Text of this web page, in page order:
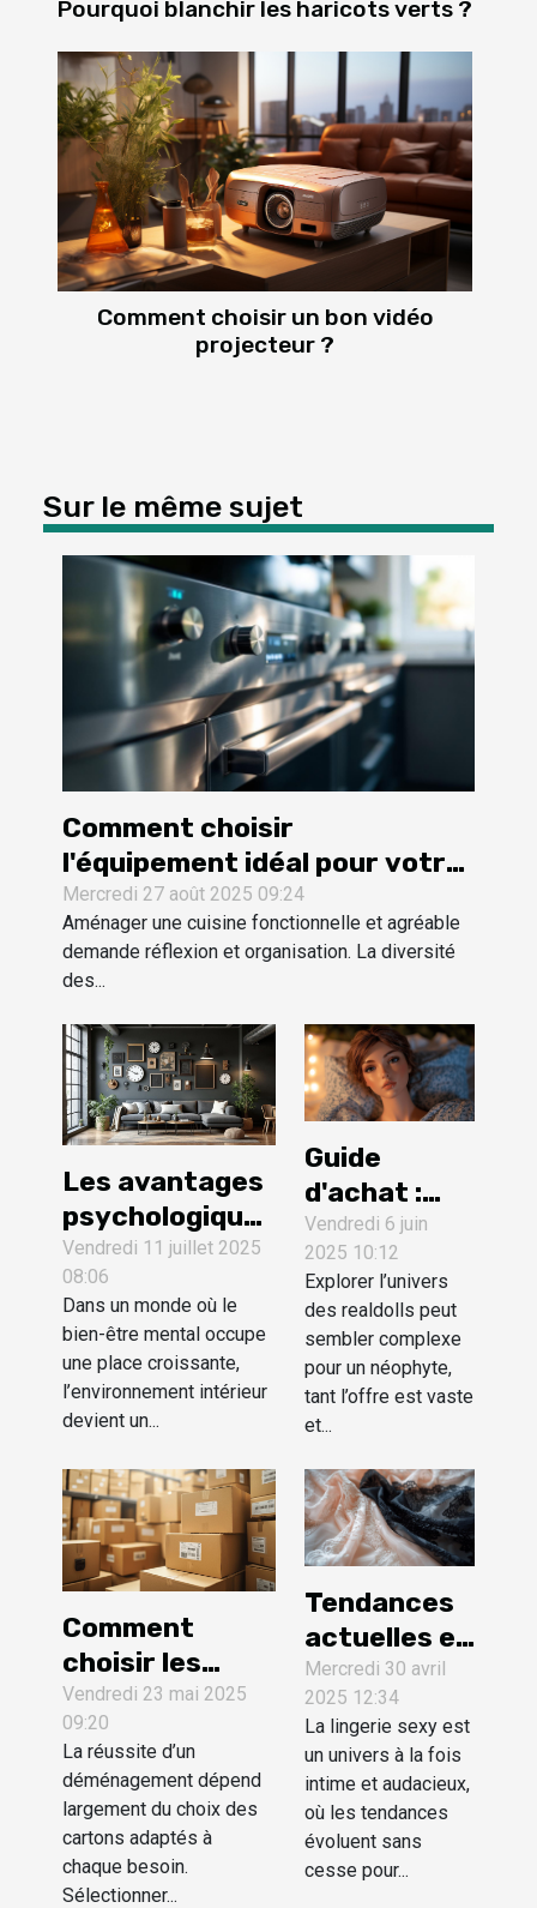
Pourquoi blanchir les haricots verts ?
Comment choisir un bon vidéo
projecteur ?
Sur le même sujet
Comment choisir
l'équipement idéal pour votre
cuisine ?
Mercredi 27 août 2025 09:24
Aménager une cuisine fonctionnelle et agréable
demande réflexion et organisation. La diversité
des...
Les avantages
psychologiques
de la
décoration
murale inspirée
des lofts
Vendredi 11 juillet 2025
08:06
Dans un monde où le
bien-être mental occupe
une place croissante,
l’environnement intérieur
devient un...
Guide
d'achat :
choisir la
realdoll
parfaite
pour vos
besoins
Vendredi 6 juin
2025 10:12
Explorer l’univers
des realdolls peut
sembler complexe
pour un néophyte,
tant l’offre est vaste
et...
Comment
choisir les
meilleurs
cartons pour
votre
déménagement
Vendredi 23 mai 2025
09:20
La réussite d’un
déménagement dépend
largement du choix des
cartons adaptés à
chaque besoin.
Sélectionner...
Tendances
actuelles en
lingerie
sexy pour
des
occasions
spéciales
Mercredi 30 avril
2025 12:34
La lingerie sexy est
un univers à la fois
intime et audacieux,
où les tendances
évoluent sans
cesse pour...